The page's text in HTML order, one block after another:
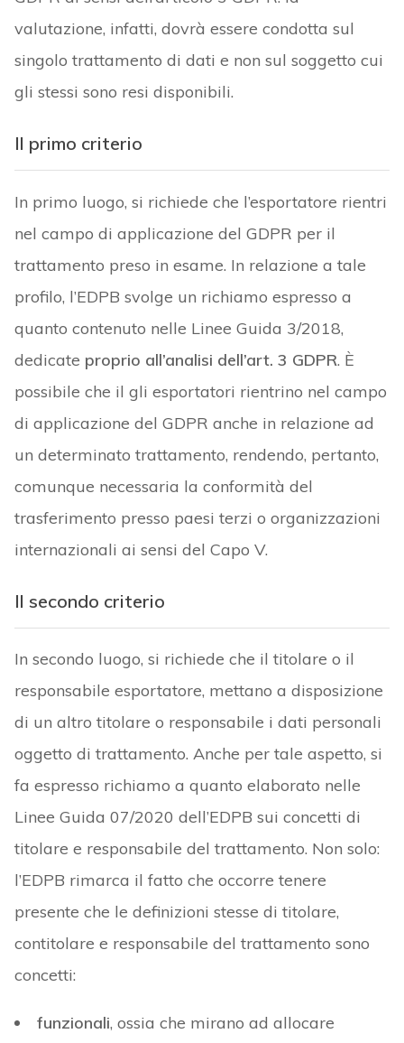
valutazione, infatti, dovrà essere condotta sul
singolo trattamento di dati e non sul soggetto cui
gli stessi sono resi disponibili.
Il primo criterio
In primo luogo, si richiede che l’esportatore rientri
nel campo di applicazione del GDPR per il
trattamento preso in esame. In relazione a tale
profilo, l’EDPB svolge un richiamo espresso a
quanto contenuto nelle Linee Guida 3/2018,
dedicate proprio all’analisi dell’art. 3 GDPR. È
possibile che il gli esportatori rientrino nel campo
di applicazione del GDPR anche in relazione ad
un determinato trattamento, rendendo, pertanto,
comunque necessaria la conformità del
trasferimento presso paesi terzi o organizzazioni
internazionali ai sensi del Capo V.
Il secondo criterio
In secondo luogo, si richiede che il titolare o il
responsabile esportatore, mettano a disposizione
di un altro titolare o responsabile i dati personali
oggetto di trattamento. Anche per tale aspetto, si
fa espresso richiamo a quanto elaborato nelle
Linee Guida 07/2020 dell’EDPB sui concetti di
titolare e responsabile del trattamento. Non solo:
l’EDPB rimarca il fatto che occorre tenere
presente che le definizioni stesse di titolare,
contitolare e responsabile del trattamento sono
concetti:
funzionali, ossia che mirano ad allocare